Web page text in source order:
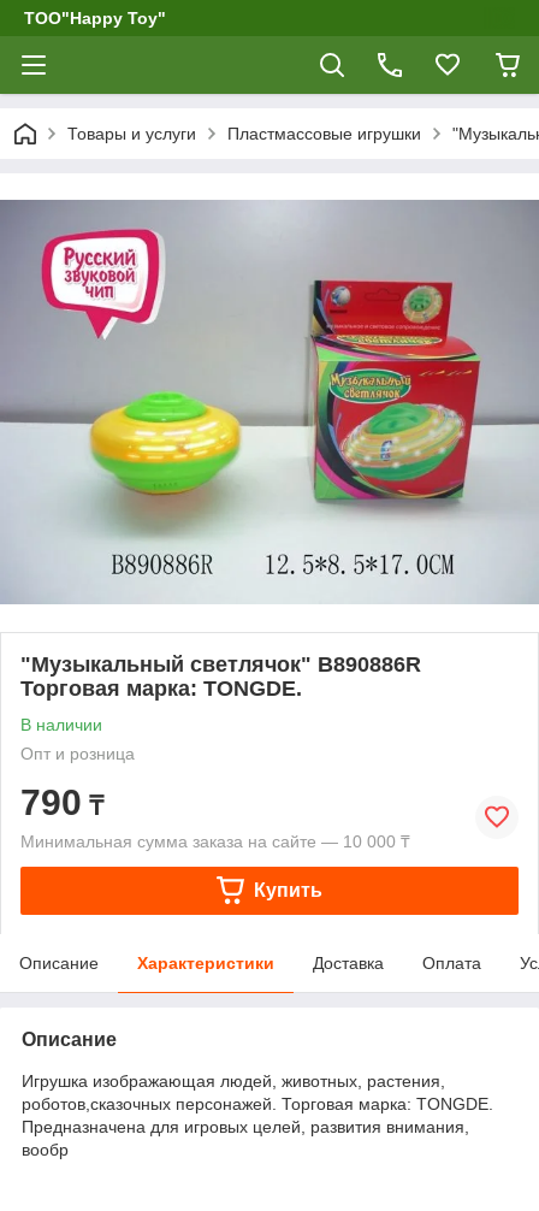
ТОО"Happy Toy"
Товары и услуги Пластмассовые игрушки
"Музыкальный светлячок" B890886R
Торговая марка: TONGDE.
В наличии
Опт и розница
790 ₸
Минимальная сумма заказа на сайте — 10 000 ₸
Купить
Описание Характеристики Доставка Оплата
Описание
Игрушка изображающая людей, животных, растения,
роботов,сказочных персонажей. Торговая марка: TONGDE.
Предназначена для игровых целей, развития внимания,
вообр